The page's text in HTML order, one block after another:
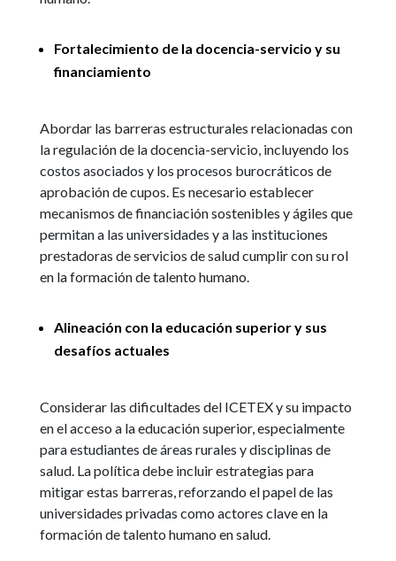
Fortalecimiento de la docencia-servicio y su
financiamiento
Abordar las barreras estructurales relacionadas con
la regulación de la docencia-servicio, incluyendo los
costos asociados y los procesos burocráticos de
aprobación de cupos. Es necesario establecer
mecanismos de financiación sostenibles y ágiles que
permitan a las universidades y a las instituciones
prestadoras de servicios de salud cumplir con su rol
en la formación de talento humano.
Alineación con la educación superior y sus
desafíos actuales
Considerar las dificultades del ICETEX y su impacto
en el acceso a la educación superior, especialmente
para estudiantes de áreas rurales y disciplinas de
salud. La política debe incluir estrategias para
mitigar estas barreras, reforzando el papel de las
universidades privadas como actores clave en la
formación de talento humano en salud.